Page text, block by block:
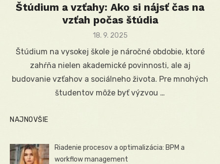
Štúdium a vzťahy: Ako si nájsť čas na
vzťah počas štúdia
Posted
18. 9. 2025
Štúdium na vysokej škole je náročné obdobie, ktoré
zahŕňa nielen akademické povinnosti, ale aj
budovanie vzťahov a sociálneho života. Pre mnohých
študentov môže byť výzvou …
NAJNOVŠIE
Riadenie procesov a optimalizácia: BPM a
workflow management